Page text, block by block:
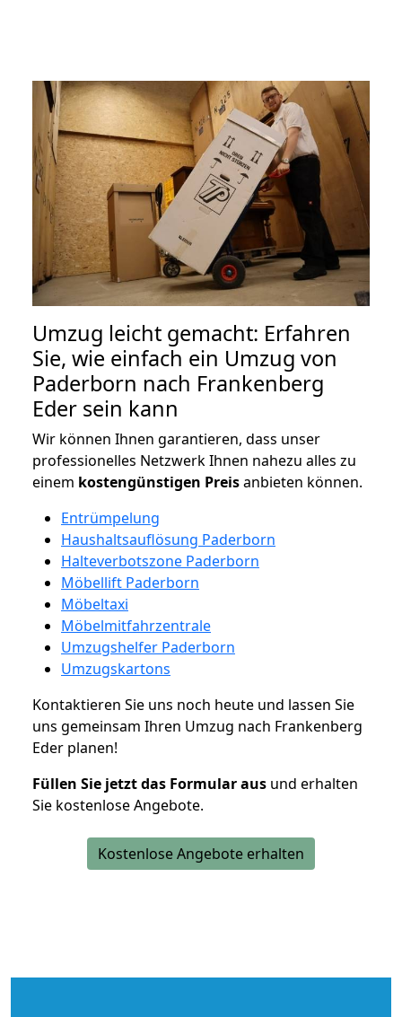
Umzug leicht gemacht: Erfahren
Sie, wie einfach ein Umzug von
Paderborn nach Frankenberg
Eder sein kann
Wir können Ihnen garantieren, dass unser
professionelles Netzwerk Ihnen nahezu alles zu
einem kostengünstigen Preisanbieten können.
Entrümpelung
Haushaltsauflösung Paderborn
Halteverbotszone Paderborn
Möbellift Paderborn
Möbeltaxi
Möbelmitfahrzentrale
Umzugshelfer Paderborn
Umzugskartons
Kontaktieren Sie uns noch heute und lassen Sie
uns gemeinsam Ihren Umzug nach Frankenberg
Eder planen!
Füllen Sie jetzt das Formular aus und erhalten
Sie kostenlose Angebote.
Kostenlose Angebote erhalten